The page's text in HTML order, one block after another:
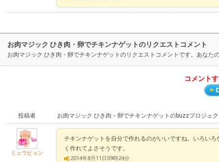
お肉マジック ひき肉・卵でチキンナゲットのリクエストコメント
お肉マジック ひき肉・卵でチキンナゲットのリクエストコメントです。あな
コメント
投稿者 お肉マジック ひき肉・卵でチキンナゲットのbuzzプロジェ
ミュウピョン
チキンナゲットを自分で作れるのがいいですね。いろい
く作れてよさそうです。
2014年8月11日09時24分